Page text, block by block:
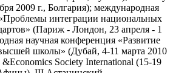
2009 г., Болгария); международная
интеграции национальных
(Париж - Лондон, 23 апреля - 1
научная конференция «Развитие
школы» (Дубай, 4-11 марта 2010
&Economics Society International (15-19